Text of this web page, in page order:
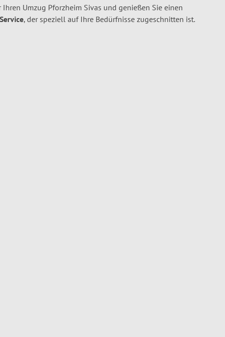
Umzug Pforzheim Sivas und genießen Sie einen
, der speziell auf Ihre Bedürfnisse zugeschnitten ist.